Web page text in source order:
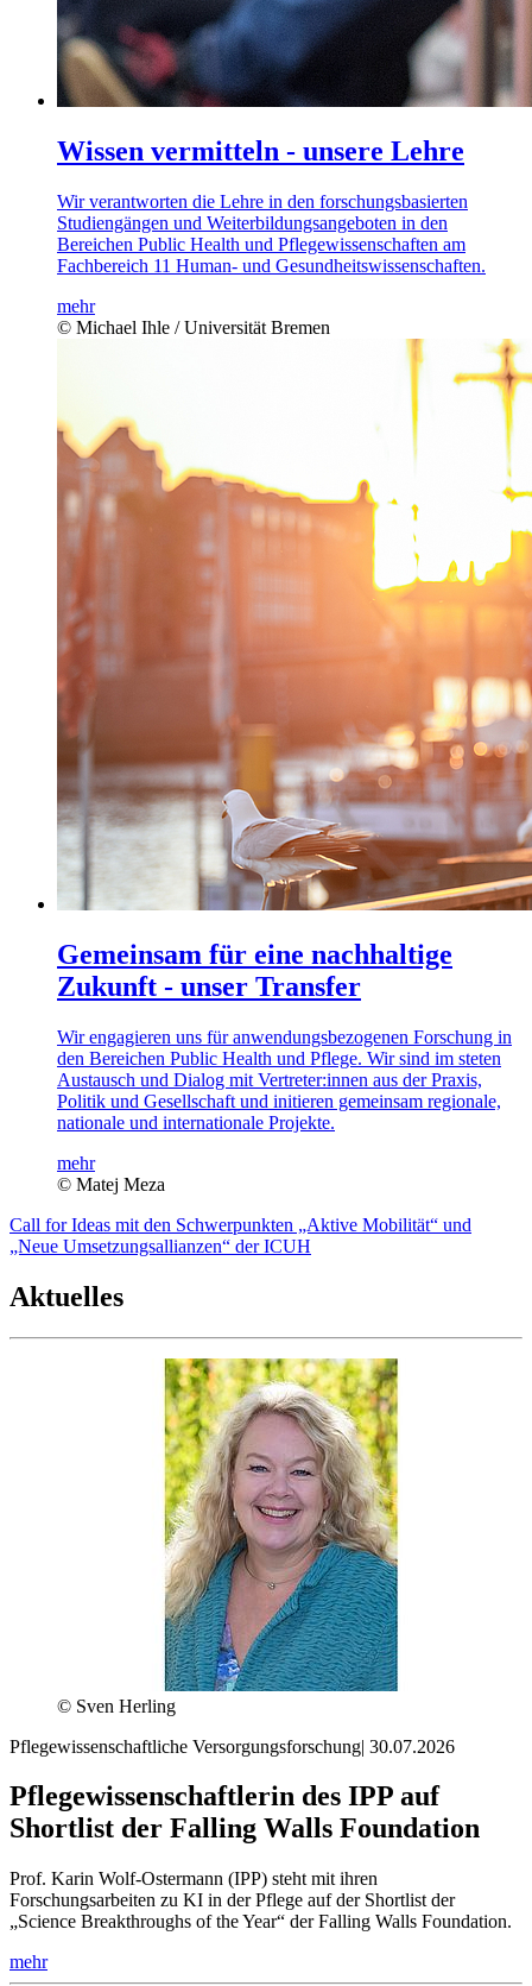
Wissen vermitteln - unsere Lehre
Wir verantworten die Lehre in den forschungsbasierten
Studiengängen und Weiterbildungsangeboten in den
Bereichen Public Health und Pflegewissenschaften am
Fachbereich 11 Human- und Gesundheitswissenschaften.
mehr
© Michael Ihle / Universität Bremen
Gemeinsam für eine nachhaltige
Zukunft - unser Transfer
Wir engagieren uns für anwendungsbezogenen Forschung in
den Bereichen Public Health und Pflege. Wir sind im steten
Austausch und Dialog mit Vertreter:innen aus der Praxis,
Politik und Gesellschaft und initieren gemeinsam regionale,
nationale und internationale Projekte.
mehr
© Matej Meza
Call for Ideas mit den Schwerpunkten „Aktive Mobilität“ und
„Neue Umsetzungsallianzen“ der ICUH
Aktuelles
© Sven Herling
Pflegewissenschaftliche Versorgungsforschung| 30.07.2026
Pflegewissenschaftlerin des IPP auf
Shortlist der Falling Walls Foundation
Prof. Karin Wolf-Ostermann (IPP) steht mit ihren
Forschungsarbeiten zu KI in der Pflege auf der Shortlist der
„Science Breakthroughs of the Year“ der Falling Walls Foundation.
mehr